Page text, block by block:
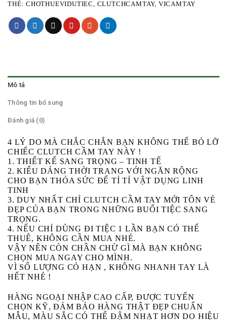
THẺ: CHOTHUEVIDUTIEC, CLUTCHCAMTAY, VICAMTAY
Mô tả
Thông tin bổ sung
Đánh giá (0)
4 LÝ DO MÀ CHẮC CHẮN BẠN KHÔNG THỂ BỎ LỠ
CHIẾC CLUTCH CẦM TAY NÀY !
1. THIẾT KẾ SANG TRỌNG – TINH TẾ
2. KIỂU DÁNG THỜI TRANG VỚI NGĂN RỘNG
CHO BẠN THỎA SỨC ĐỂ TỈ TỈ VẬT DỤNG LINH
TINH
3. DUY NHẤT CHỈ CLUTCH CẦM TAY MỚI TÔN VẺ
ĐẸP CỦA BẠN TRONG NHỮNG BUỔI TIỆC SANG
TRỌNG.
4. NẾU CHỈ DÙNG ĐI TIỆC 1 LẦN BẠN CÓ THỂ
THUÊ, KHÔNG CẦN MUA NHÉ.
VẬY NÊN CÒN CHẦN CHỪ GÌ MÀ BẠN KHÔNG
CHỌN MUA NGAY CHO MÌNH.
VÌ SỐ LƯỢNG CÓ HẠN , KHÔNG NHANH TAY LÀ
HẾT NHÉ !
HÀNG NGOẠI NHẬP CAO CẤP, ĐƯỢC TUYỂN
CHỌN KỸ, ĐẢM BẢO HÀNG THẬT ĐẸP CHUẨN
MẪU, MÀU SẮC CÓ THỂ ĐẬM NHẠT HƠN DO HIỆU